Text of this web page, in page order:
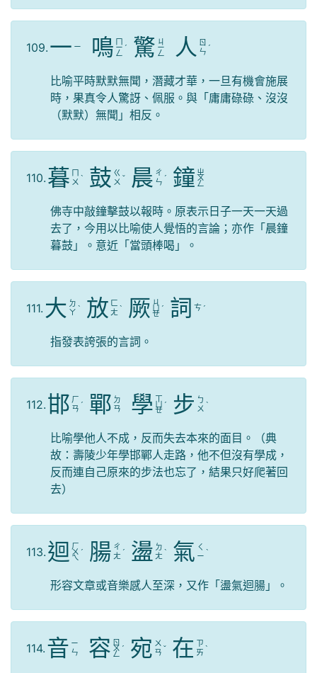
109. 一 ㄧ 鳴 ㄇ
ㄧ
ㄥ
ˊ 驚 ㄐ
ㄧ
ㄥ 人 ㄖ
ㄣ ˊ
比喻平時默默無聞，潛藏才華，一旦有機會施展
時，果真令人驚訝、佩服。與「庸庸碌碌、沒沒
（默默）無聞」相反。
110. 暮 ㄇ
ㄨ ˋ 鼓 ㄍ
ㄨ ˇ 晨 ㄔ
ㄣ ˊ 鐘 ㄓ
ㄨ
ㄥ
佛寺中敲鐘擊鼓以報時。原表示日子一天一天過
去了，今用以比喻使人覺悟的言論；亦作「晨鐘
暮鼓」。意近「當頭棒喝」。
111. 大 ㄉ
ㄚ ˋ 放 ㄈ
ㄤ ˋ 厥 ㄐ
ㄩ
ㄝ
ˊ 詞 ㄘ ˊ
指發表誇張的言詞。
112. 邯 ㄏ
ㄢ ˊ 鄲 ㄉ
ㄢ
學 ㄒ
ㄩ
ㄝ
ˊ 步 ㄅ
ㄨ ˋ
比喻學他人不成，反而失去本來的面目。（典
故：壽陵少年學邯鄲人走路，他不但沒有學成，
反而連自己原來的步法也忘了，結果只好爬著回
去）
113. 迴 ㄏ
ㄨ
ㄟ
ˊ 腸 ㄔ
ㄤ ˊ 盪 ㄉ
ㄤ ˋ 氣 ㄑ
ㄧ ˋ
形容文章或音樂感人至深，又作「盪氣迴腸」。
114. 音 ㄧ
ㄣ
容 ㄖ
ㄨ
ㄥ
ˊ 宛 ㄨ
ㄢ ˇ 在 ㄗ
ㄞ ˋ